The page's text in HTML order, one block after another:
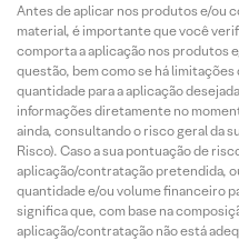
Antes de aplicar nos produtos e/ou
material, é importante que você
comporta a aplicação nos produtos
questão, bem como se há
quantidade para a aplicação
informações diretamente no
ainda, consultando o risco geral da
Risco). Caso a sua pontuação de
aplicação/contratação pretendida,
quantidade e/ou volume financeiro
significa que, com base na
aplicação/contratação não está